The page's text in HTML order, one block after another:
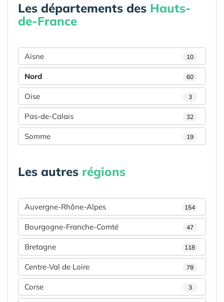
Les départements des Hauts-
de-France
Aisne 10
Nord 60
Oise 3
Pas-de-Calais 32
Somme 19
Les autres régions
Auvergne-Rhône-Alpes 154
Bourgogne-Franche-Comté 47
Bretagne 118
Centre-Val de Loire 78
Corse 3